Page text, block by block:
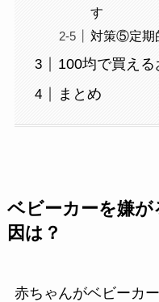
す
対策⑤定期
100均で買え
まとめ
ベビーカーを嫌
因は？
赤ちゃんがベビーカ